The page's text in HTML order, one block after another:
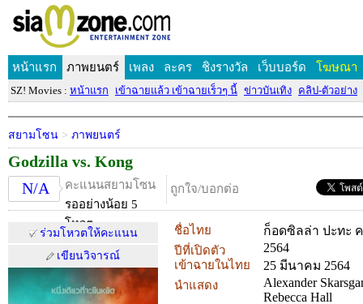
หน้าแรก ภาพยนตร์ เพลง ละคร ชิงรางวัล เว็บบอร์ด โฆษณา
SZ! Movies : หน้าแรก เข้าฉายแล้ว เข้าฉายเร็วๆ นี้ ข่าวบันเทิง คลิป-ตัวอย่าง
สยามโซน > ภาพยนตร์
Godzilla vs. Kong
N/A
คะแนนสยามโซน
รออย่างน้อย 5
โหวต
ถูกใจ/บอกต่อ
ร่วมโหวตให้คะแนน
เขียนวิจารณ์
ชื่อไทย ก็อดซิลล่า ปะทะ
ปีที่เปิดตัว 2564
เข้าฉายในไทย 25 มีนาคม 2564
นำแสดง
Alexander
Rebecca Hall